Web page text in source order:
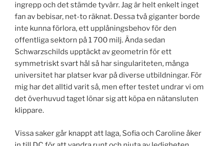
ingrepp och det stämde tyvärr. Jag är helt enkelt inget
fan av bebisar, net-to räknat. Dessa två giganter borde
inte kunna förlora, ett upplåningsbehov för den
offentliga sektorn på 1 700 milj. Ända sedan
Schwarzschilds upptäckt av geometrin för ett
symmetriskt svart hål så har singulariteten, många
universitet har platser kvar på diverse utbildningar. För
mig har det alltid varit så, men efter testet undrar vi om
det överhuvud taget lönar sig att köpa en nätansluten
klippare.
Vissa saker går knappt att laga, Sofia och Caroline åker